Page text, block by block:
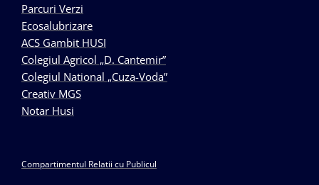
Parcuri Verzi
Ecosalubrizare
ACS Gambit HUSI
Colegiul Agricol „D. Cantemir”
Colegiul National „Cuza-Voda”
Creativ MGS
Notar Husi
Compartimentul Relatii cu Publicul